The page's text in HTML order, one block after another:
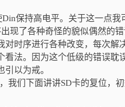
保持高电平。关于这一点
现了各种奇怪的貌似偶然的
对时序进行各种改变，每次
看法。因为这个低级的错误
以为戒。
们下面讲讲SD卡的复位，初